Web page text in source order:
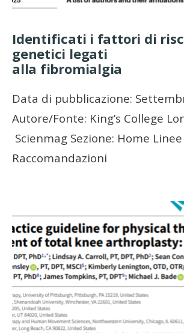
Identificati i fattori di
genetici legati
alla fibromialgia
Data di pubblicazione:
Autore/Fonte: King’s College
Scienmag Sezione: Home
Raccomandazioni